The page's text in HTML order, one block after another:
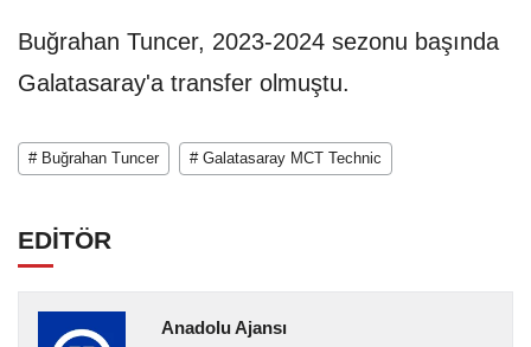
Buğrahan Tuncer, 2023-2024 sezonu başında
Galatasaray'a transfer olmuştu.
# Buğrahan Tuncer # Galatasaray MCT Technic
EDİTÖR
Anadolu Ajansı